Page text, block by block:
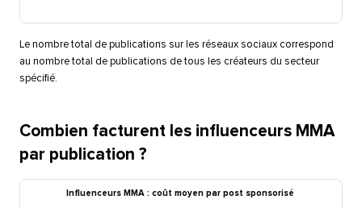
Le nombre total de publications sur les réseaux sociaux correspond
au nombre total de publications de tous les créateurs du secteur
spécifié.​​
Combien facturent les influenceurs MMA
par publication ?​​
Influenceurs MMA : coût moyen par post sponsorisé​​